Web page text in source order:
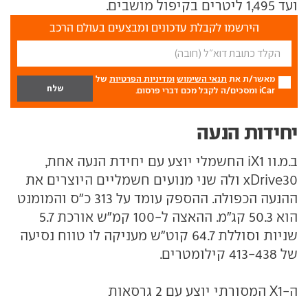
ועד 1,495 ליטרים בקיפול מושבים.
הירשמו לקבלת עדכונים ומבצעים בעולם הרכב
מאשר/ת את תנאי השימוש ומדיניות הפרטיות של
iCar ומסכים/ה לקבל מכם דברי פרסום.
יחידות הנעה
ב.מ.וו iX1 החשמלי יוצע עם יחידת הנעה אחת,
xDrive30 ולה שני מנועים חשמליים היוצרים את
ההנעה הכפולה. ההספק עומד על 313 כ"ס והמומנט
הוא 50.3 קג"מ. ההאצה ל-100 קמ"ש אורכת 5.7
שניות וסוללת 64.7 קוט"ש מעניקה לו טווח נסיעה
של 413-438 קילומטרים.
ה-X1 המסורתי יוצע עם 2 גרסאות